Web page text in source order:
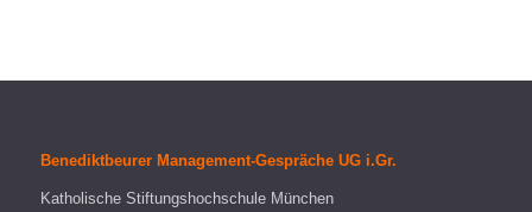
Benediktbeurer Management-Gespräche UG i.Gr.
Katholische Stiftungshochschule München